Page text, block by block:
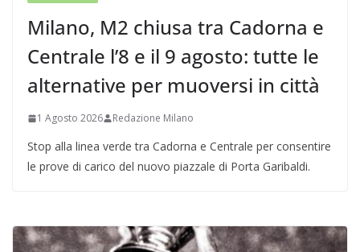
Milano, M2 chiusa tra Cadorna e
Centrale l’8 e il 9 agosto: tutte le
alternative per muoversi in città
1 Agosto 2026 Redazione Milano
Stop alla linea verde tra Cadorna e Centrale per consentire
le prove di carico del nuovo piazzale di Porta Garibaldi.